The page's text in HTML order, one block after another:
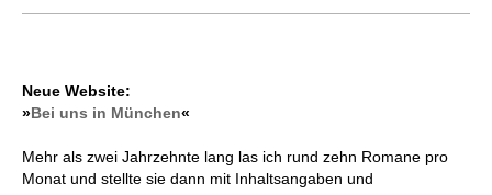
Neue Website:
»Bei uns in München«
Mehr als zwei Jahrzehnte lang las ich rund zehn Romane pro
Monat und stellte sie dann mit Inhaltsangaben und